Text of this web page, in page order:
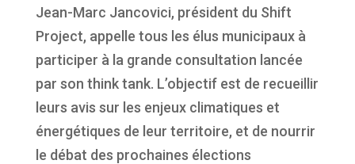
Jean-Marc Jancovici, président du Shift
Project, appelle tous les élus municipaux à
participer à la grande consultation lancée
par son think tank. L’objectif est de recueillir
leurs avis sur les enjeux climatiques et
énergétiques de leur territoire, et de nourrir
le débat des prochaines élections